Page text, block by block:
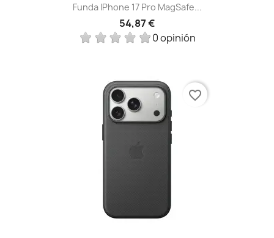
Funda IPhone 17 Pro MagSafe...
54,87 €
0 opinión
favorite_border